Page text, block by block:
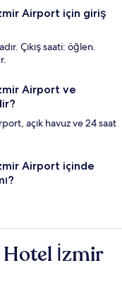
Airport için giriş
Çıkış saati: öğlen.
Airport ve
açık havuz ve 24 saat
Airport içinde
Hotel İzmir